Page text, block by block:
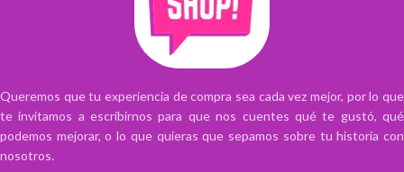
Queremos que tu experiencia de compra sea cada vez mejor, por lo que
te invitamos a escribirnos para que nos cuentes qué te gustó, qué
podemos mejorar, o lo que quieras que sepamos sobre tu historia con
nosotros.